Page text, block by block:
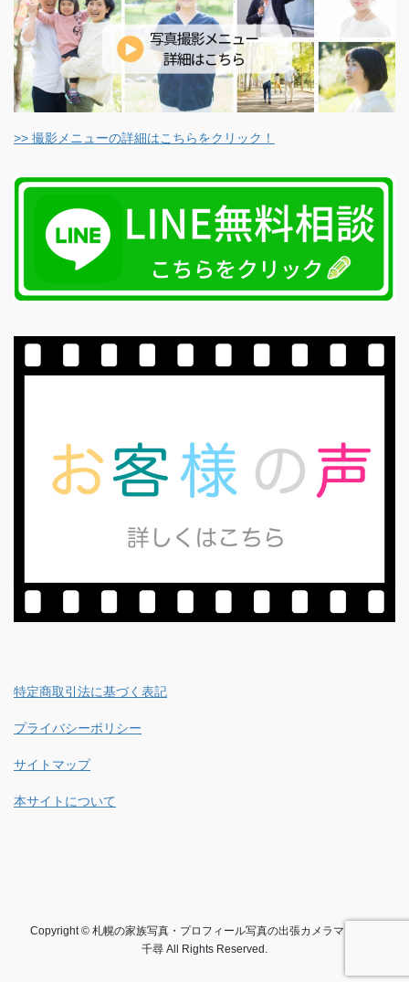
>> 撮影メニューの詳細はこちらをクリック！
特定商取引法に基づく表記
プライバシーポリシー
サイトマップ
本サイトについて
Copyright © 札幌の家族写真・プロフィール写真の出張カメラマン 中谷
千尋 All Rights Reserved.